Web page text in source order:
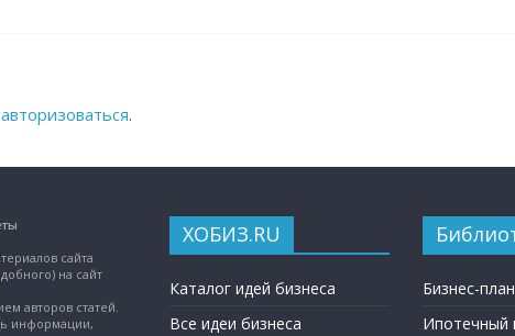
авторизоваться.
сайта
на сайт
авторов статей.
информации,
ХОБИЗ.RU
Каталог идей бизнеса
Все идеи бизнеса
Бизнес-
Ипотечный